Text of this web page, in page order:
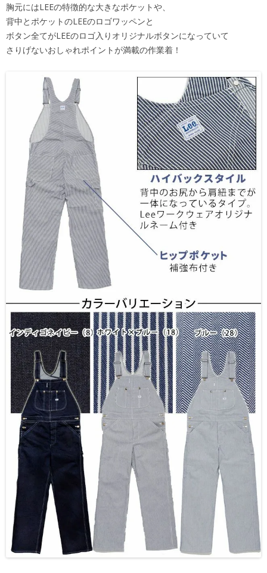
胸元にはLEEの特徴的な大きなポケットや、
背中とポケットのLEEのロゴワッペンと
ボタン全てがLEEのロゴ入りオリジナルボタンになっていて
さりげないおしゃれポイントが満載の作業着！